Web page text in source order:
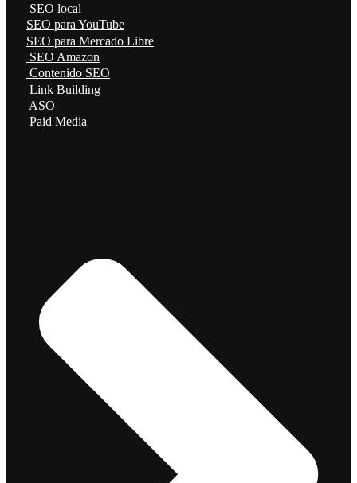
SEO local
SEO para YouTube
SEO para Mercado Libre
SEO Amazon
Contenido SEO
Link Building
ASO
Paid Media